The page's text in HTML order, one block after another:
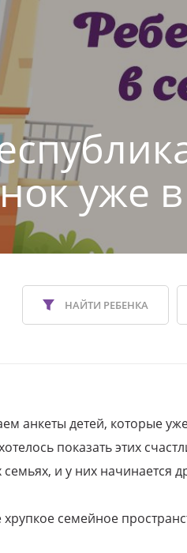
уже
НАЙТИ РЕБЕНКА
анкеты детей, которые
показать этих
и у них начинается
семейное